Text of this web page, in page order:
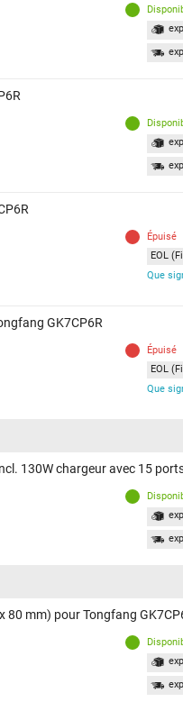
Épuisé
EOL
Que
GK7CP6R
Épuisé
EOL
Que
130W chargeur avec 15
80 mm) pour Tongfang